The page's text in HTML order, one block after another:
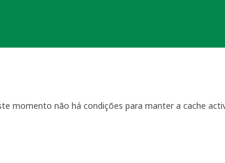
momento não há condições para manter a cache